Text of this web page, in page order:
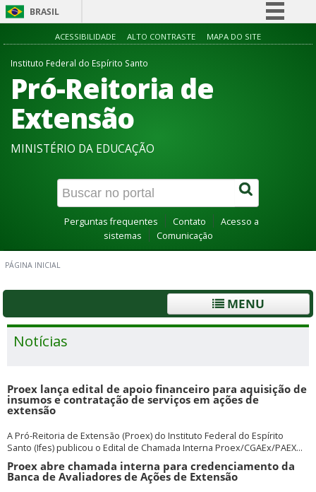
BRASIL
Simplifique!
Acesso à informação
ACESSIBILIDADE ALTO CONTRASTE MAPA DO SITE
Instituto Federal do Espírito Santo
Pró-Reitoria de
Extensão
MINISTÉRIO DA EDUCAÇÃO
Perguntas frequentes Contato
Acesso a
sistemas
Comunicação
PÁGINA INICIAL
MENU
Notícias
Proex lança edital de apoio financeiro para aquisição de
insumos e contratação de serviços em ações de
extensão
A Pró-Reitoria de Extensão (Proex) do Instituto Federal do Espírito
Santo (Ifes) publicou o Edital de Chamada Interna Proex/CGAEx/PAEX...
Proex abre chamada interna para credenciamento da
Banca de Avaliadores de Ações de Extensão